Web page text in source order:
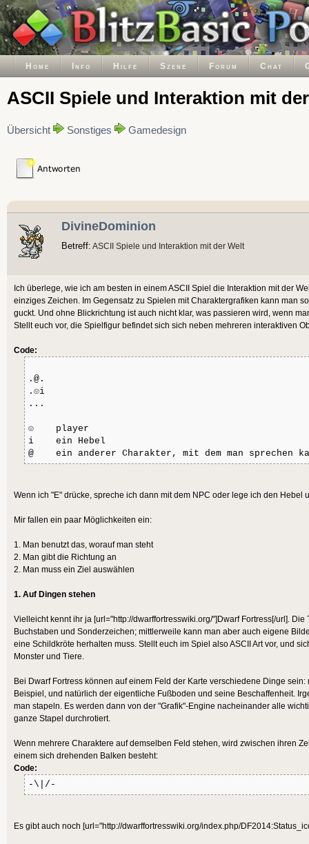
Home Info Hilfe Szene Forum Chat
ASCII Spiele und Interaktion mit
Übersicht Sonstiges Gamedesign
DivineDominion
Betreff: ASCII Spiele und Interaktion mit der Welt
Ich überlege, wie ich am besten in einem ASCII Spiel die Interaktion mit der
einziges Zeichen. Im Gegensatz zu Spielen mit Charaktergrafiken kann man
guckt. Und ohne Blickrichtung ist auch nicht klar, was passieren wird, wenn
Stellt euch vor, die Spielfigur befindet sich sich neben mehreren interaktiven
Code:
.@.
.☺i
...
☺ player
i ein Hebel
@ ein anderer Charakter, mit dem man sprechen
Wenn ich "E" drücke, spreche ich dann mit dem NPC oder lege ich den Hebel
Mir fallen ein paar Möglichkeiten ein:
1. Man benutzt das, worauf man steht
2. Man gibt die Richtung an
2. Man muss ein Ziel auswählen
1. Auf Dingen stehen
Vielleicht kennt ihr ja [url="http://dwarffortresswiki.org/"]Dwarf Fortress[/url].
Buchstaben und Sonderzeichen; mittlerweile kann man aber auch eigene
eine Schildkröte herhalten muss. Stellt euch im Spiel also ASCII Art vor, und
Monster und Tiere.
Bei Dwarf Fortress können auf einem Feld der Karte verschiedene Dinge
Beispiel, und natürlich der eigentliche Fußboden und seine Beschaffenheit.
man stapeln. Es werden dann von der "Grafik"-Engine nacheinander alle
ganze Stapel durchrotiert.
Wenn mehrere Charaktere auf demselben Feld stehen, wird zwischen ihren
einem sich drehenden Balken besteht:
Code:
-\|/-
Es gibt auch noch [url="http://dwarffortresswiki.org/index.php/